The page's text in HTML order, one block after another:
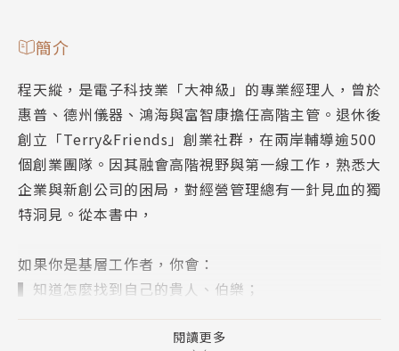
簡介
程天縱，是電子科技業「大神級」的專業經理人，曾於
惠普、德州儀器、鴻海與富智康擔任高階主管。退休後
創立「Terry&Friends」創業社群，在兩岸輔導逾500
個創業團隊。因其融會高階視野與第一線工作，熟悉大
企業與新創公司的困局，對經營管理總有一針見血的獨
特洞見。從本書中，
如果你是基層工作者，你會：
▍知道怎麼找到自己的貴人、伯樂；
▍了解該如何精進才不會被人工智慧（AI）取代。
閱讀更多